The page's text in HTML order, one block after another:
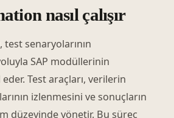
nasıl çalışır
senaryolarının
SAP modüllerinin
Test araçları, verilerin
izlenmesini ve sonuçların
düzeyinde yönetir. Bu süreç